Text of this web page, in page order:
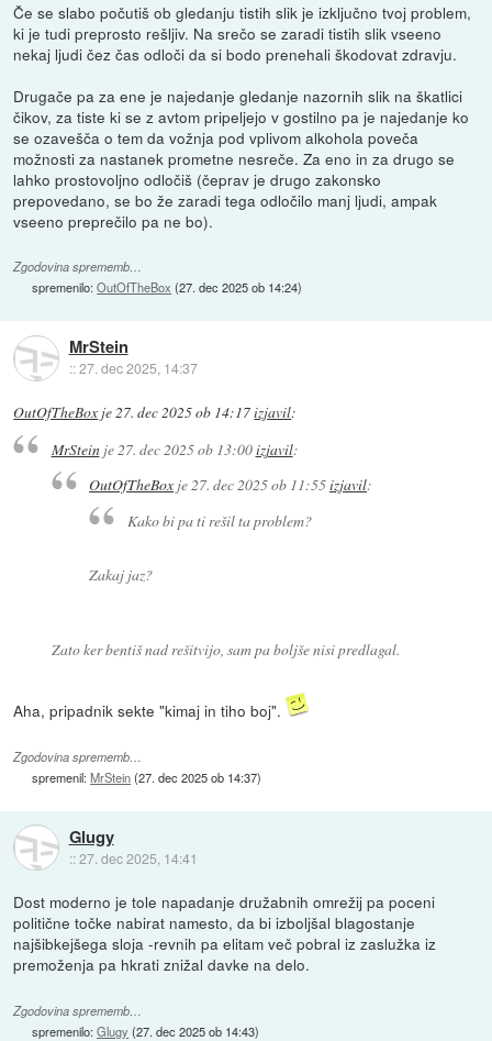
Če se slabo počutiš ob gledanju tistih slik je izključno tvoj problem,
ki je tudi preprosto rešljiv. Na srečo se zaradi tistih slik vseeno
nekaj ljudi čez čas odloči da si bodo prenehali škodovat zdravju.
Drugače pa za ene je najedanje gledanje nazornih slik na škatlici
čikov, za tiste ki se z avtom pripeljejo v gostilno pa je najedanje ko
se ozavešča o tem da vožnja pod vplivom alkohola poveča
možnosti za nastanek prometne nesreče. Za eno in za drugo se
lahko prostovoljno odločiš (čeprav je drugo zakonsko
prepovedano, se bo že zaradi tega odločilo manj ljudi, ampak
vseeno preprečilo pa ne bo).
Zgodovina sprememb…
spremenilo:OutOfTheBox (27. dec 2025 ob 14:24)
MrStein
::27. dec 2025, 14:37
OutOfTheBox je27. dec 2025 ob 14:17izjavil:
MrSteinje 27. dec 2025 ob 13:00izjavil:
OutOfTheBox je27. dec 2025 ob 11:55izjavil:
Kako bi pa ti rešil ta problem?
Zakaj jaz?
Zato ker bentiš nad rešitvijo, sam pa boljše nisi predlagal.
Aha, pripadnik sekte "kimaj in tiho boj".
Zgodovina sprememb…
spremenil:MrStein(27. dec 2025 ob 14:37)
Glugy
::27. dec 2025, 14:41
Dost moderno je tole napadanje družabnih omrežij pa poceni
politične točke nabirat namesto, da bi izboljšal blagostanje
najšibkejšega sloja -revnih pa elitam več pobral iz zaslužka iz
premoženja pa hkrati znižal davke na delo.
Zgodovina sprememb…
spremenilo:Glugy (27. dec 2025 ob 14:43)